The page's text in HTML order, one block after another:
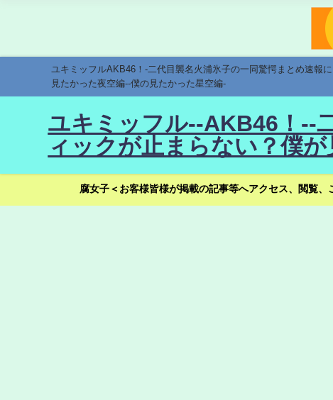
ユキミッフルAKB46！-二代目襲名火浦氷子の一同驚愕まとめ速報
見たかった夜空編--僕の見たかった星空編-
ユキミッフル--AKB46！--
ィックが止まらない？僕
腐女子＜お客様皆様が掲載の記事等へアクセス、閲覧